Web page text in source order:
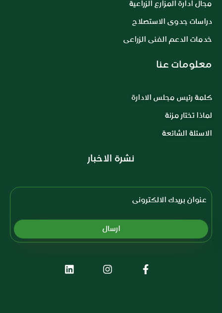
مجال ادارة المزارع الزراعية
دراسات جدوى الاستصلاح
خدمات الدعم الفنى الزراعى
معلومات عنا
كلمة رئيس مجلس الادارة
لماذا تختار مزنة
الاسئلة الشائعة
نشرة الاخبار
ارسال